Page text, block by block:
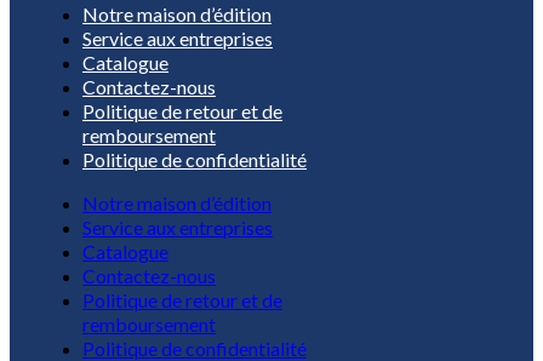
Notre maison d’édition
Service aux entreprises
Catalogue
Contactez-nous
Politique de retour et de
remboursement
Politique de confidentialité
Notre maison d’édition
Service aux entreprises
Catalogue
Contactez-nous
Politique de retour et de
remboursement
Politique de confidentialité